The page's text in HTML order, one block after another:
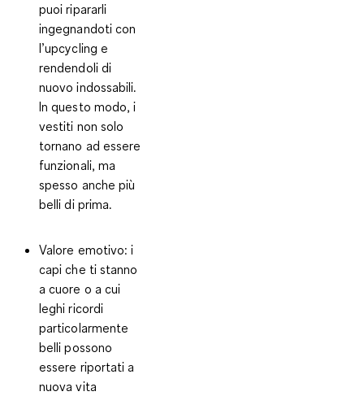
puoi ripararli
ingegnandoti con
l’upcycling e
rendendoli di
nuovo indossabili.
In questo modo, i
vestiti non solo
tornano ad essere
funzionali, ma
spesso anche più
belli di prima.
Valore emotivo: i
capi che ti stanno
a cuore o a cui
leghi ricordi
particolarmente
belli possono
essere riportati a
nuova vita